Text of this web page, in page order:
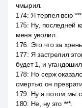
чмырил.
174: Я терпел всю
175: Ну, последней
меня уволил.
176: Это что за
177: Я застрелил
будет 1, и угандошил
178: Но серж
смертью он
179: Ну а потом мы с
180: Не, ну это ***.